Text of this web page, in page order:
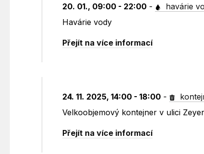
20. 01., 09:00 - 22:00 - havárie
Havárie vody
Přejít na více informací
24. 11. 2025, 14:00 - 18:00 -
Velkoobjemový kontejner v ulici
Přejít na více informací